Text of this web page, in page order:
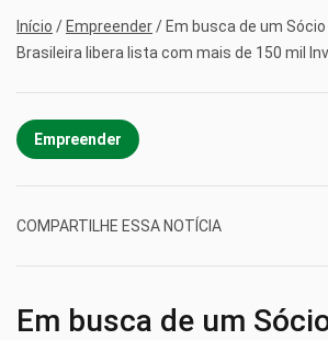
Início / Empreender/ Em busca de um
Brasileira libera lista com mais de 150 mil
Empreender
COMPARTILHE ESSA NOTÍCIA
Em busca de um